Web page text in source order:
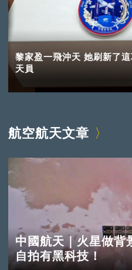
黎家盈一飛沖天 她刷新了
天員
航空航天文章
中國航天｜火星做背
自拍有黑科技！